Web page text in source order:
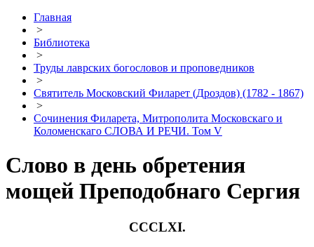
Главная
>
Библиотека
>
Труды лаврских богословов и проповедников
>
Святитель Московский Филарет (Дроздов) (1782 - 1867)
>
Сочинения Филарета, Митрополита Московскаго и
Коломенскаго СЛОВА И РЕЧИ. Том V
Слово в день обретения
мощей Преподобнаго Сергия
CCCLXI.